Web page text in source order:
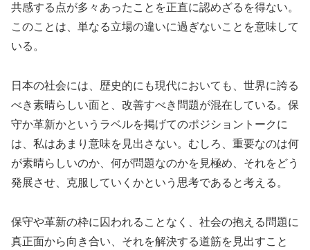
共感する点が多々あったことを正直に認めざるを得ない。
このことは、単なる立場の違いに過ぎないことを意味して
いる。
日本の社会には、歴史的にも現代においても、世界に誇る
べき素晴らしい面と、改善すべき問題が混在している。保
守か革新かというラベルを掲げてのポジショントークに
は、私はあまり意味を見出さない。むしろ、重要なのは何
が素晴らしいのか、何が問題なのかを見極め、それをどう
発展させ、克服していくかという思考であると考える。
保守や革新の枠に囚われることなく、社会の抱える問題に
真正面から向き合い、それを解決する道筋を見出すこと